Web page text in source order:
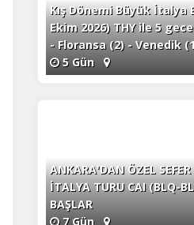
Kış Dönemi Büyük İtalya
Ekim 2026) THY ile 5
- Floransa (2) - Venedik
5 Gün
ANKARA'DAN ÖZEL
İTALYA TURU CAI (BLQ-
BAŞLAR
7 Gün